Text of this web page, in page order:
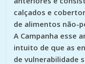
calçados e
de alimentos não-
A Campanha esse
intuito de que as
de vulnerabilidade